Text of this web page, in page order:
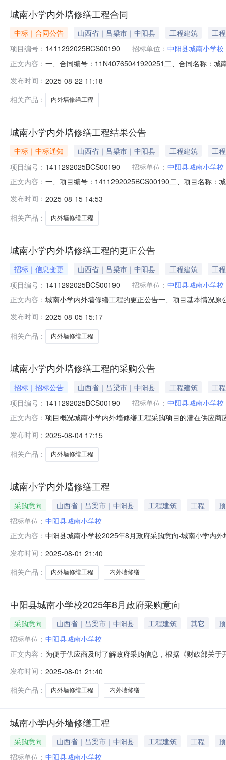
城南小学内外墙修缮工程合同
中标｜合同公告 山西省｜吕梁市｜中阳县 工程建筑
工程
项目编号： 1411292025BCS00190 招标单位： 中阳县城南小学校
正文内容： 一、合同编号：11N40765041920251二、合同名称：
区坞城街道坞城南路52号10幢2单元901联系方式：
发布时间： 2025-08-22 11:18
相关产品：
内外墙修缮工程
城南小学内外墙修缮工程结果公告
中标｜中标通知 山西省｜吕梁市｜中阳县 工程建筑
工程
项目编号： 1411292025BCS00190 招标单位： 中阳县城南小学校
正文内容： 一、项目编号：1411292025BCS00190二、项目名称：
主要标的信息：序号标项名称标的名称施工范围施工工
发布时间： 2025-08-15 14:53
相关产品：
内外墙修缮工程
城南小学内外墙修缮工程的更正公告
招标｜信息变更 山西省｜吕梁市｜中阳县 工程建筑
工程
项目编号： 1411292025BCS00190 招标单位： 中阳县城南小学校
正文内容： 城南小学内外墙修缮工程的更正公告一、项目基本情况
事宜四、对本次采购提出询问，请按以下方式联系。1.
发布时间： 2025-08-05 15:17
相关产品：
内外墙修缮工程
城南小学内外墙修缮工程的采购公告
招标｜招标公告 山西省｜吕梁市｜中阳县 工程建筑
工程
项目编号： 1411292025BCS00190 招标单位： 中阳县城南小学校
正文内容： 项目概况城南小学内外墙修缮工程采购项目的潜在供应
内外墙修缮工程数量：预算金额（元）：799949.83单
发布时间： 2025-08-04 17:15
相关产品：
内外墙修缮工程
城南小学内外墙修缮工程
采购意向 山西省｜吕梁市｜中阳县 工程建筑 工程
招标单位： 中阳县城南小学校
正文内容： 中阳县城南小学校2025年8月政府采购意向-城南小学内
开的采购意向是本单位政府采购工作的初步安排，具体
发布时间： 2025-08-01 21:40
相关产品：
内外墙修缮工程 内外墙修缮
中阳县城南小学校2025年8月政府采购意向
采购意向 山西省｜吕梁市｜中阳县 工程建筑 其它
招标单位： 中阳县城南小学校
正文内容： 为便于供应商及时了解政府采购信息，根据《财政部关
月是2城南小学内外墙修缮工程城南小学内外墙修缮
发布时间： 2025-08-01 21:40
相关产品：
内外墙修缮工程 内外墙修缮
城南小学内外墙修缮工程
采购意向 山西省｜吕梁市｜中阳县 工程建筑 工程
招标单位： 中阳县城南小学校